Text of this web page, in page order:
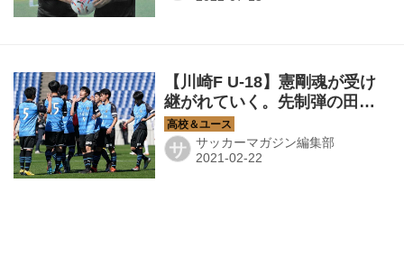
【川崎F U-18】憲剛魂が受け
継がれていく。先制弾の田中
幹大「一つひとつのプレーに
サッカー人生をかける」
サ サッカーマガジン編集部